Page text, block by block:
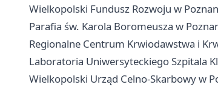
Wielkopolski Fundusz Rozwoju w
Parafia św. Karola Boromeusza w
Regionalne Centrum Krwiodawstwa i
Laboratoria Uniwersyteckiego Szpitala
Wielkopolski Urząd Celno-Skarbowy w